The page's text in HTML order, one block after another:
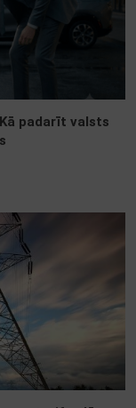
padarīt valsts